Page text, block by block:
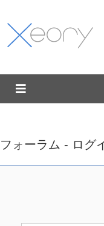
フォーラム - ログ